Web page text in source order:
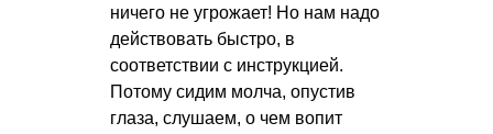
ничего не угрожает! Но нам надо
действовать быстро, в
соответствии с инструкцией.
Потому сидим молча, опустив
глаза, слушаем, о чем вопит